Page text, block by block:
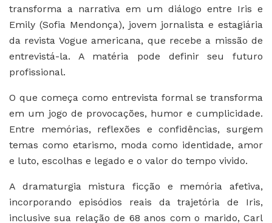
transforma a narrativa em um diálogo entre Iris e
Emily (Sofia Mendonça), jovem jornalista e estagiária
da revista Vogue americana, que recebe a missão de
entrevistá-la. A matéria pode definir seu futuro
profissional.
O que começa como entrevista formal se transforma
em um jogo de provocações, humor e cumplicidade.
Entre memórias, reflexões e confidências, surgem
temas como etarismo, moda como identidade, amor
e luto, escolhas e legado e o valor do tempo vivido.
A dramaturgia mistura ficção e memória afetiva,
incorporando episódios reais da trajetória de Iris,
inclusive sua relação de 68 anos com o marido, Carl